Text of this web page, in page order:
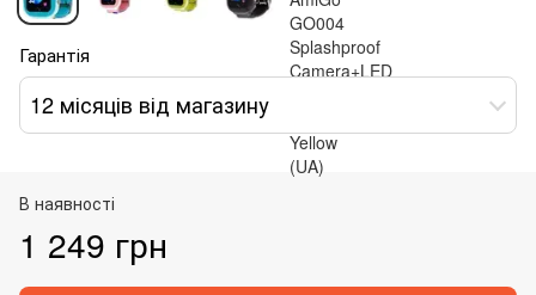
Гарантія
12 місяців від магазину
В наявності
1 249 грн